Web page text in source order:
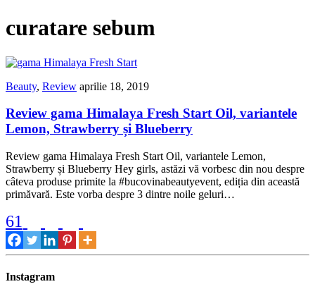
curatare sebum
Beauty, Review aprilie 18, 2019
Review gama Himalaya Fresh Start Oil, variantele
Lemon, Strawberry și Blueberry
Review gama Himalaya Fresh Start Oil, variantele Lemon,
Strawberry și Blueberry Hey girls, astăzi vă vorbesc din nou despre
câteva produse primite la #bucovinabeautyevent, ediția din această
primăvară. Este vorba despre 3 dintre noile geluri…
61
Instagram